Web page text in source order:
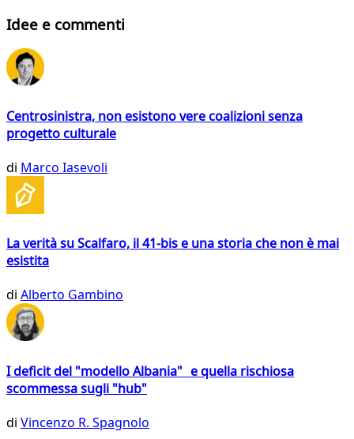
Idee e commenti
Centrosinistra, non esistono vere coalizioni senza
progetto culturale
di Marco Iasevoli
La verità su Scalfaro, il 41-bis e una storia che non è mai
esistita
di Alberto Gambino
I deficit del "modello Albania" e quella rischiosa
scommessa sugli "hub"
di Vincenzo R. Spagnolo